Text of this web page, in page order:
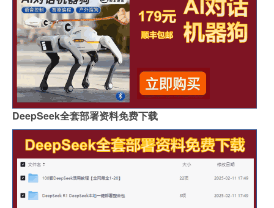
DeepSeek全套部署资料免费下载